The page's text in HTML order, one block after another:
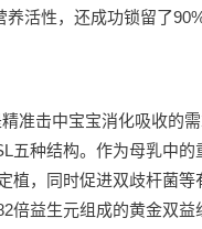
养活性，还成功锁留了
准击中宝宝消化吸收的
五种结构。作为母乳中
植，同时促进双歧杆菌
倍益生元组成的黄金双